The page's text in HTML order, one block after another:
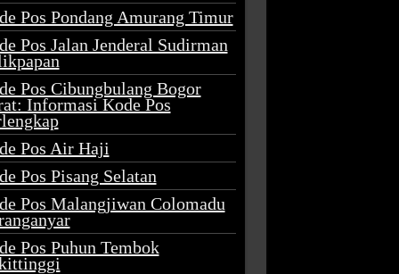
Pos Pondang Amurang Timur
Pos Jalan Jenderal Sudirman
Pos Cibungbulang Bogor
Informasi Kode Pos
Pos Air Haji
Pos Pisang Selatan
Pos Malangjiwan Colomadu
Pos Puhun Tembok